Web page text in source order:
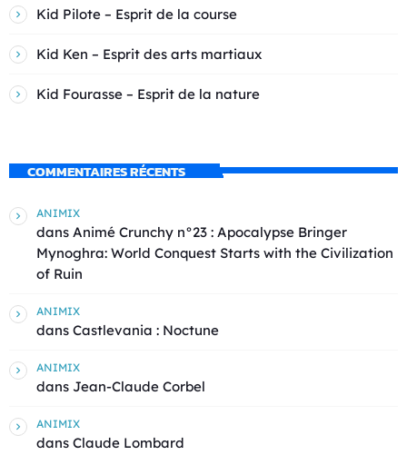
Kid Pilote – Esprit de la course
Kid Ken – Esprit des arts martiaux
Kid Fourasse – Esprit de la nature
COMMENTAIRES RÉCENTS
ANIMIX
dans Animé Crunchy n°23 : Apocalypse Bringer
Mynoghra: World Conquest Starts with the Civilization
of Ruin
ANIMIX
dans Castlevania : Noctune
ANIMIX
dans Jean-Claude Corbel
ANIMIX
dans Claude Lombard